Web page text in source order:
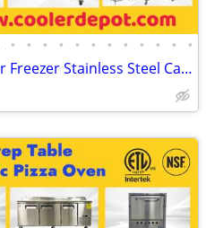
• • • • • • • • • • • •
Under Counter Refrigerator Freezer Stainless Steel Cabinet 🔥